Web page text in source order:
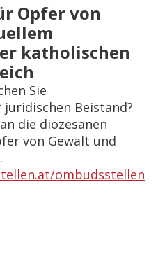
Opfer von
katholischen
Sie
Beistand?
die diözesanen
von Gewalt und
ombudsstellen